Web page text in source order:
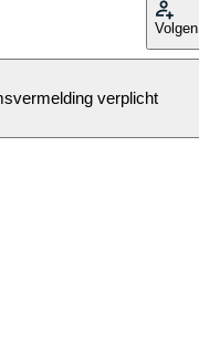
Volgen
verplicht